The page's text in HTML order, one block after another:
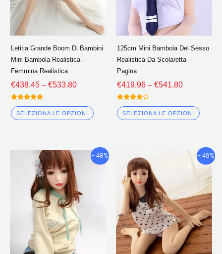
Letitia Grande Boom Di Bambini
Mini Bambola Realistica –
Femmina Realistica
€438.45 – €533.80
Valutato
5.00
fuori da 5
SELEZIONA LE OPZIONI
possono
essere
pagina
prodotto
125cm Mini Bambola Del Sesso
Realistica Da Scolaretta –
Pagina
€419.96 – €541.80
Valutato
4.00
fuori da 5
SELEZIONA LE OPZIONI
- 48%
Fascia
€428.15
Attraverso
€566.76
Questo
opzioni
possono
- 49%
Fascia
€427.50
Attraverso
€562.59
ha
più
Le